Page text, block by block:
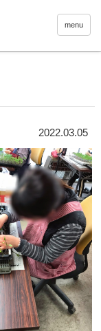
愛まん
menu
2022.03.05